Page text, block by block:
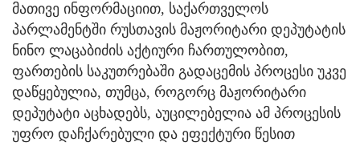
მათივე ინფორმაციით, საქართველოს
პარლამენტში რუსთავის მაჟორიტარი დეპუტატის
ნინო ლაცაბიძის აქტიური ჩართულობით,
ფართების საკუთრებაში გადაცემის პროცესი უკვე
დაწყებულია, თუმცა, როგორც მაჟორიტარი
დეპუტატი აცხადებს, აუცილებელია ამ პროცესის
უფრო დაჩქარებული და ეფექტური წესით